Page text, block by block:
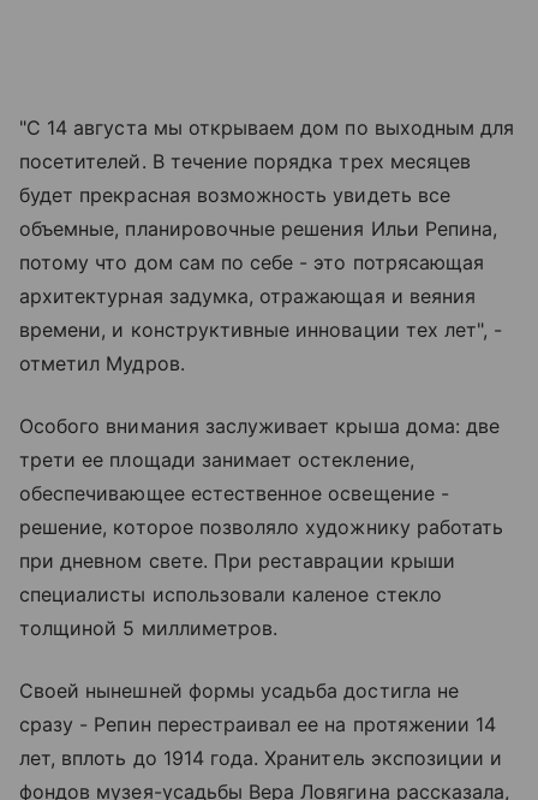
"С 14 августа мы открываем дом по выходным для
посетителей. В течение порядка трех месяцев
будет прекрасная возможность увидеть все
объемные, планировочные решения Ильи Репина,
потому что дом сам по себе - это потрясающая
архитектурная задумка, отражающая и веяния
времени, и конструктивные инновации тех лет", -
отметил Мудров.
Особого внимания заслуживает крыша дома: две
трети ее площади занимает остекление,
обеспечивающее естественное освещение -
решение, которое позволяло художнику работать
при дневном свете. При реставрации крыши
специалисты использовали каленое стекло
толщиной 5 миллиметров.
Своей нынешней формы усадьба достигла не
сразу - Репин перестраивал ее на протяжении 14
лет, вплоть до 1914 года. Хранитель экспозиции и
фондов музея-усадьбы Вера Ловягина рассказала,